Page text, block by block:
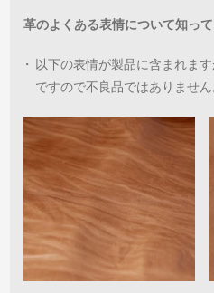
革のよくある表情について知っ
・
以下の表情が製品に含まれま
ですので不良品ではありません